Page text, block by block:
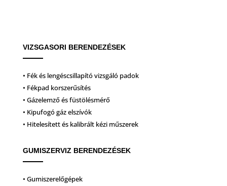
VIZSGASORI BERENDEZÉSEK
• Fék és lengéscsillapító vizsgáló padok
• Fékpad korszerűsítés
• Gázelemző és füstölésmérő
• Kipufogó gáz elszívók
• Hitelesített és kalibrált kézi műszerek
GUMISZERVIZ BERENDEZÉSEK
• Gumiszerelőgépek